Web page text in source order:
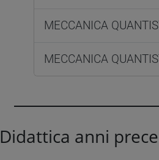
MECCANICA
MECCANICA
Didattica anni